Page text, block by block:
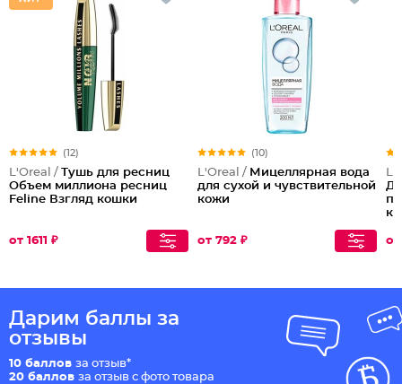
(12)
L'Oreal / Тушь для ресниц
Объем миллиона ресниц
Feline Взгляд кошки
от 1611 ₽
(10)
L'Oreal / Мицеллярная вода
для сухой и чувствительной
кожи
от 792 ₽
Дарим баллы за
отзывы
10 баллов за отзыв*
20 баллов за отзыв с фото товара